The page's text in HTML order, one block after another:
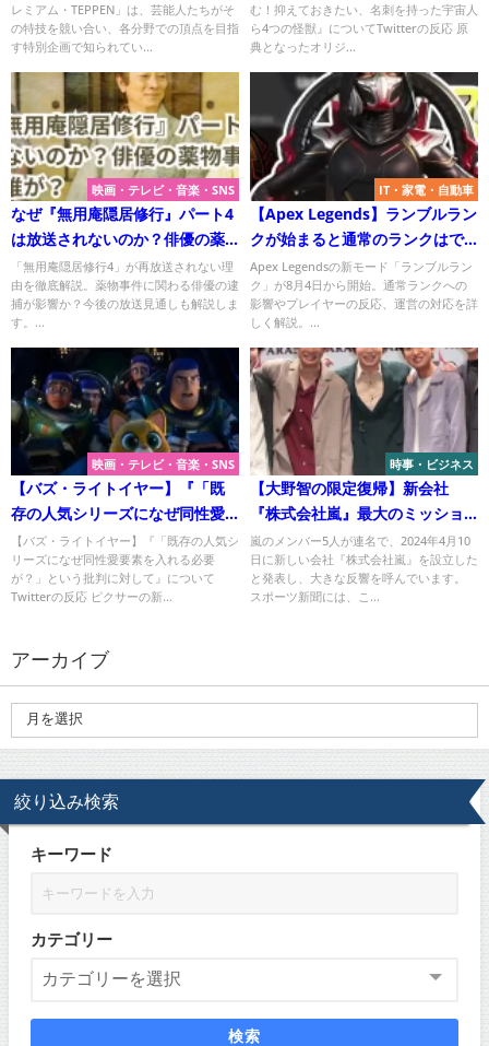
レミアム・TEPPEN」は、芸能人たちがそ
の特技を競い合い、各分野での頂点を目指
す特別企画で知られてい...
獣』についてTwitterの反応
む！抑えておきたい、名刺を持った宇宙人
ら4つの怪獣』についてTwitterの反応 原
典となったオリジ...
映画・テレビ・音楽・SNS
なぜ『無用庵隠居修行』パート4
は放送されないのか？俳優の薬
物事件が影響か？誰が？
「無用庵隠居修行4」が再放送されない理
由を徹底解説。薬物事件に関わる俳優の逮
捕が影響か？今後の放送見通しも解説しま
す。...
IT・家電・自動車
【Apex Legends】ランブルラン
クが始まると通常のランクはで
きなくなるのか？
Apex Legendsの新モード「ランブルラン
ク」が8月4日から開始。通常ランクへの
影響やプレイヤーの反応、運営の対応を詳
しく解説。...
映画・テレビ・音楽・SNS
【バズ・ライトイヤー】『「既
存の人気シリーズになぜ同性愛
要素を入れる必要が？」という
批判に対して』について
【バズ・ライトイヤー】『「既存の人気シ
リーズになぜ同性愛要素を入れる必要
が？」という批判に対して』について
Twitterの反応 ピクサーの新...
時事・ビジネス
【大野智の限定復帰】新会社
『株式会社嵐』最大のミッショ
ンは大野智限定復帰サポート！
嵐のメンバー5人が連名で、2024年4月10
日に新しい会社『株式会社嵐』を設立した
と発表し、大きな反響を呼んでいます。
スポーツ新聞には、こ...
アーカイブ
絞り込み検索
キーワード
カテゴリー
検索